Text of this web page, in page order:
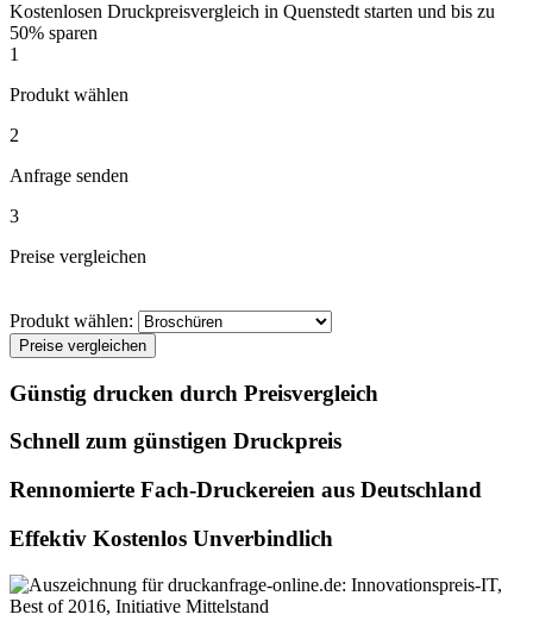
Kostenlosen Druckpreisvergleich in Quenstedt starten und bis zu
50% sparen
1
Produkt wählen
2
Anfrage senden
3
Preise vergleichen
Produkt wählen:
Preise vergleichen
Günstig drucken durch Preisvergleich
Schnell zum günstigen Druckpreis
Rennomierte Fach-Druckereien aus Deutschland
Effektiv Kostenlos Unverbindlich